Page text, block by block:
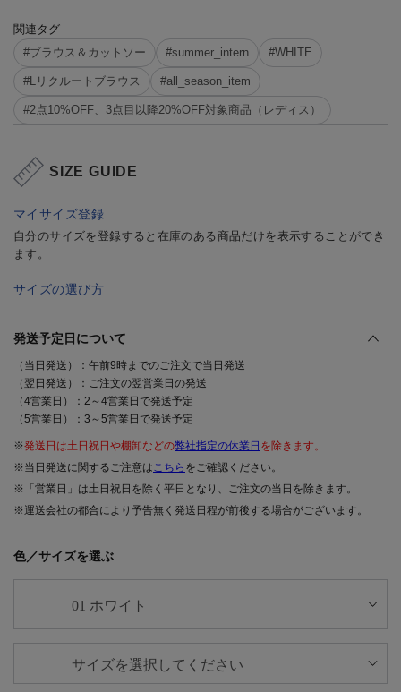
関連タグ
#ブラウス＆カットソー
#summer_intern #WHITE
#Lリクルートブラウス #all_season_item
#2点10%OFF、3点目以降20%OFF対象商品（レディス）
SIZE GUIDE
マイサイズ登録
自分のサイズを登録すると在庫のある商品だけを表示することができ
ます。
サイズの選び方
発送予定日について
（当日発送）：午前9時までのご注文で当日発送
（翌日発送）：ご注文の翌営業日の発送
（4営業日）：2～4営業日で発送予定
（5営業日）：3～5営業日で発送予定
※発送日は土日祝日や棚卸などの弊社指定の休業日 を除きます。
※当日発送に関するご注意はこちら をご確認ください。
※「営業日」は土日祝日を除く平日となり、ご注文の当日を除きます。
※運送会社の都合により予告無く発送日程が前後する場合がございます。
色／サイズを選ぶ